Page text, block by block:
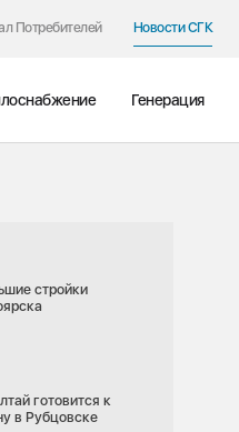
Потребителей Новости СГК
Генерация
стройки
готовится к
в Рубцовске